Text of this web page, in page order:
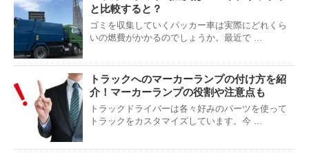
と比較すると？
ゴミを収集していくパッカー車は実際にどれくら
いの燃費がかかるのでしょうか。最近で ...
トラックへのマーカーランプの付け方を紹
介！マーカーランプの役割や注意点も
トラックドライバーは各々好みのパーツを使って
トラックをカスタマイズしています。今 ...